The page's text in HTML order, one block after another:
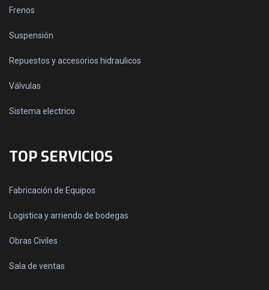
Frenos
Suspensión
Repuestos y accesorios hidraulicos
Válvulas
Sistema electrico
TOP SERVICIOS
Fabricación de Equipos
Logistica y arriendo de bodegas
Obras Civiles
Sala de ventas